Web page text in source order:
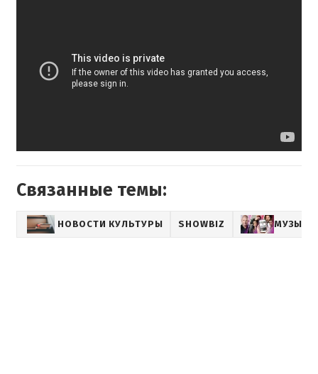
Связанные темы:
НОВОСТИ КУЛЬТУРЫ SHOWBIZ МУЗЫКА